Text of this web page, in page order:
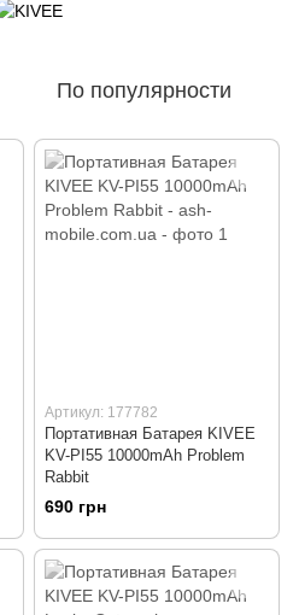
По популярности
Артикул: 177782
Портативная Батарея KIVEE
KV-PI55 10000mAh Problem
Rabbit
690 грн